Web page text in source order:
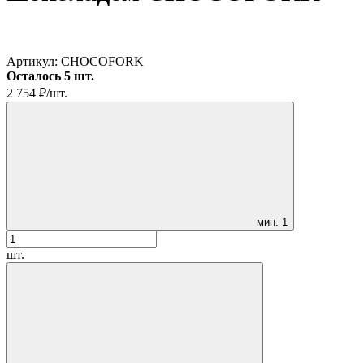
Артикул: CHOCOFORK
Осталось 5 шт.
2 754 ₽/шт.
мин. 1
шт.